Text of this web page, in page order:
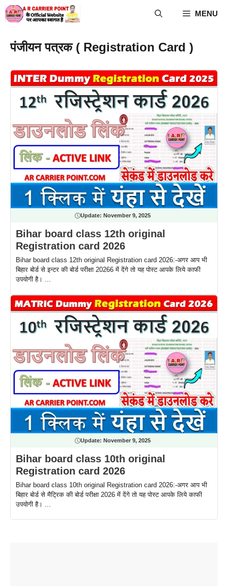
Skip
to
MENU
पंजीयन पत्रक ( Registration Card )
Update: November 9, 2025
Bihar board class 12th original
Registration card 2026
Bihar board class 12th original Registration card 2026:-अगर आप भी
बिहार बोर्ड से इन्टर की बोर्ड परीक्षा 20266 में देंगे तो यह पोस्ट आपके लिये काफी
उपयोगी है। ...
Update: November 9, 2025
Bihar board class 10th original
Registration card 2026
Bihar board class 10th original Registration card 2026:-अगर आप भी
बिहार बोर्ड से मैट्रिक की बोर्ड परीक्षा 2026 में देंगे तो यह पोस्ट आपके लिये काफी
उपयोगी है। ...